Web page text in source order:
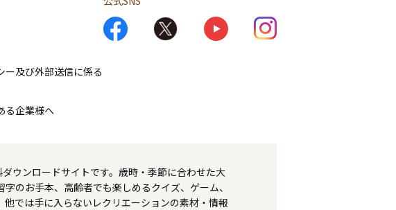
ー及び外部送信に係る
る企業様へ
ウンロードサイトです。歳時・季節に合わせた大
のお手本、高齢者でも楽しめるクイズ、ゲーム、
では手に入らないレクリエーションの素材・情報